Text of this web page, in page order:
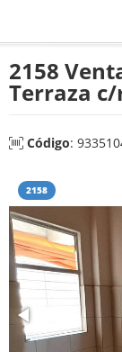
2158
Terraza
Código:
2158